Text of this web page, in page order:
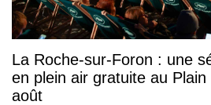
La Roche-sur-Foron : une
en plein air gratuite au
août